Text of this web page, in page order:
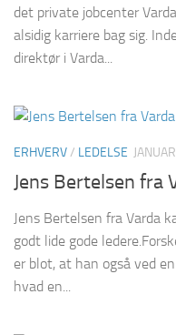
det private jobcenter
alsidig karriere bag sig.
direktør i Varda...
ERHVERV/ LEDELSE
Jens Bertelsen fra
Jens Bertelsen fra Varda
godt lide gode
er blot, at han også ved
hvad en...